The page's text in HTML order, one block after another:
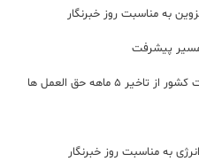
به مناسبت روز خبرنگار
مسیر پیشرفت
۵ ماهه حق العمل ها
به مناسبت روز خبرنگار